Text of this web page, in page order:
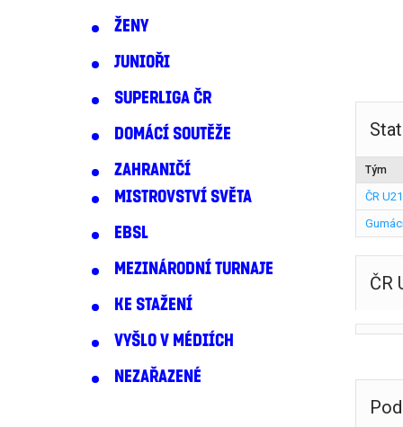
ŽENY
JUNIOŘI
SUPERLIGA ČR
DOMÁCÍ SOUTĚŽE
ZAHRANIČÍ
MISTROVSTVÍ SVĚTA
EBSL
MEZINÁRODNÍ TURNAJE
KE STAŽENÍ
VYŠLO V MÉDIÍCH
NEZAŘAZENÉ
Tým
ČR U21
ČR